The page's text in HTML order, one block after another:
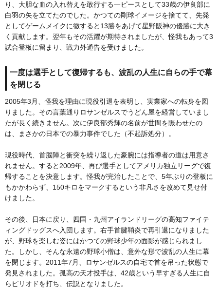
り、大胆な血の入れ替えを敢行する一ピースとして33歳の伊良部に
白羽の矢を立てたのでした。かつての剛球イメージを捨てて、先発
としてゲームメイクに徹すると13勝をあげて星野阪神の優勝に大き
く貢献します。翌年もその活躍が期待されましたが、怪我もあって3
試合登板に留まり、戦力外通告を受けました。
一度は選手として復帰するも、波乱の人生に自らの手で幕
を閉じる
2005年3月、怪我を理由に現役引退を表明し、実業家への転身を図
りました。その言葉通りロサンゼルスでうどん屋を経営していまし
たが長く続きません。次に伊良部秀輝の名前が世間を賑わせたの
は、まさかの日本での暴力事件でした（不起訴処分）。
現役時代、首脳陣と衝突を繰り返した豪腕には指導者の道は用意さ
れません。すると2009年、再び選手としてアメリカ独立リーグで復
帰することを決意します。怪我が完治したことで、5年ぶりの登板に
もかかわらず、150キロをマークするという非凡さを改めて見せ付
けました。
その後、日本に戻り、四国・九州アイランドリーグの高知ファイテ
ィングドッグスへ入団します。右手首腱鞘炎で再引退になりました
が、野球を楽しむ姿にはかつての野球少年の面影が感じられまし
た。しかし、そんな永遠の野球小僧は、意外な形で波乱の人生に幕
を閉じます。2011年7月、ロサンゼルスの自宅で首を吊った状態で
発見されました。孤高の天才投手は、42歳という早すぎる人生に自
らピリオドを打ち、伝説となりました。